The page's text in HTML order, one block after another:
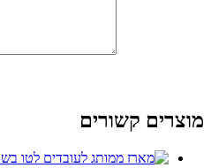
מוצרים קשורים